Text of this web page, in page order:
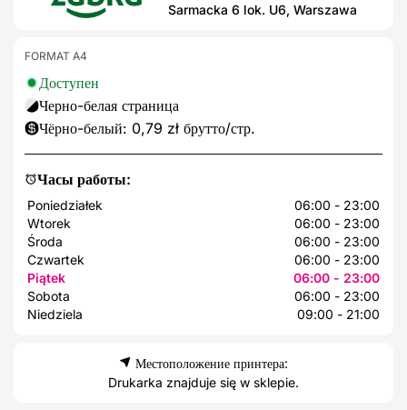
Sarmacka 6 lok. U6, Warszawa
Часы работы:
Poniedziałek
06:00 - 23:00
Wtorek
06:00 - 23:00
Środa
06:00 - 23:00
Czwartek
06:00 - 23:00
Piątek
06:00 - 23:00
Sobota
06:00 - 23:00
Niedziela
09:00 - 21:00
FORMAT A4
Доступен
Черно-белая страница
Чёрно-белый: 0,79 zł брутто/стр.
Местоположение принтера:
Drukarka znajduje się w sklepie.